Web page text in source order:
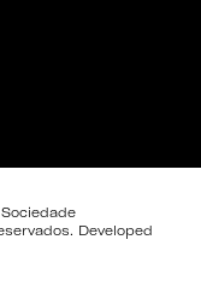
Developed